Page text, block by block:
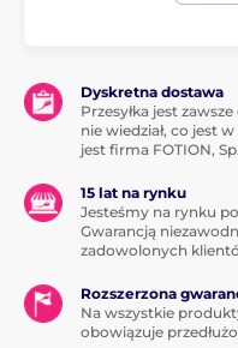
Dyskretna dostawa
Przesyłka jest
nie wiedział, co jest
jest firma FOTION,
15 lat na rynku
Jesteśmy na rynku
Gwarancją
zadowolonych
Rozszerzona
Na wszystkie
obowiązuje